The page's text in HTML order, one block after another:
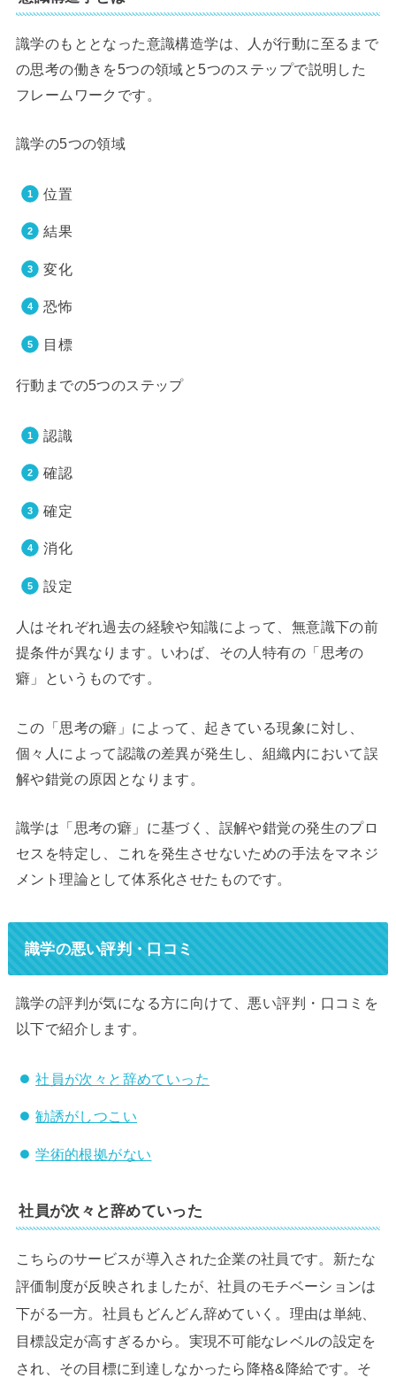
識学のもととなった意識構造学は、人が行動に至るまで
の思考の働きを5つの領域と5つのステップで説明した
フレームワークです。
識学の5つの領域
位置
結果
変化
恐怖
目標
行動までの5つのステップ
認識
確認
確定
消化
設定
人はそれぞれ過去の経験や知識によって、無意識下の前
提条件が異なります。いわば、その人特有の「思考の
癖」というものです。
この「思考の癖」によって、起きている現象に対し、
個々人によって認識の差異が発生し、組織内において誤
解や錯覚の原因となります。
識学は「思考の癖」に基づく、誤解や錯覚の発生のプロ
セスを特定し、これを発生させないための手法をマネジ
メント理論として体系化させたものです。
識学の悪い評判・口コミ
識学の評判が気になる方に向けて、悪い評判・口コミを
以下で紹介します。
社員が次々と辞めていった
勧誘がしつこい
学術的根拠がない
社員が次々と辞めていった
こちらのサービスが導入された企業の社員です。新たな
評価制度が反映されましたが、社員のモチベーションは
下がる一方。社員もどんどん辞めていく。理由は単純、
目標設定が高すぎるから。実現不可能なレベルの設定を
され、その目標に到達しなかったら降格&降給です。そ